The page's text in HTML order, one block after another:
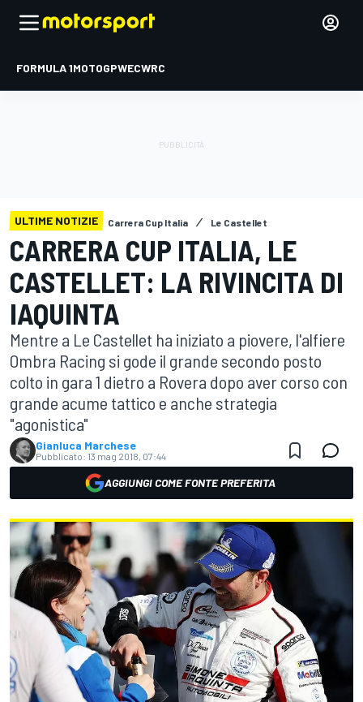
FORMULA 1MOTOGPWECWRC
ULTIME NOTIZIE Carrera Cup Italia Le Castellet
CARRERA CUP ITALIA, LE
CASTELLET: LA RIVINCITA DI
IAQUINTA
Mentre a Le Castellet ha iniziato a piovere, l'alfiere
Ombra Racing si gode il grande secondo posto
colto in gara 1 dietro a Rovera dopo aver corso con
grande acume tattico e anche strategia
"agonistica"
Gianluca Marchese
Pubblicato: 13 mag 2018, 07:44
AGGIUNGI COME FONTE PREFERITA